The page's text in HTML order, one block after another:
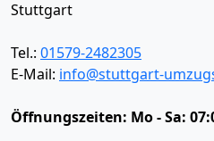
Stuttgart
Tel.: 01579-2482305
E-Mail: info@stuttgart-
Öffnungszeiten: Mo - Sa: